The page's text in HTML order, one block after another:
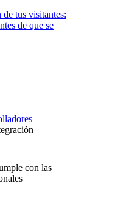
tus visitantes:
de que se
con las